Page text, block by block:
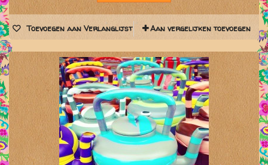
Toevoegen aan Verlanglijst Aan vergelijken toevoegen